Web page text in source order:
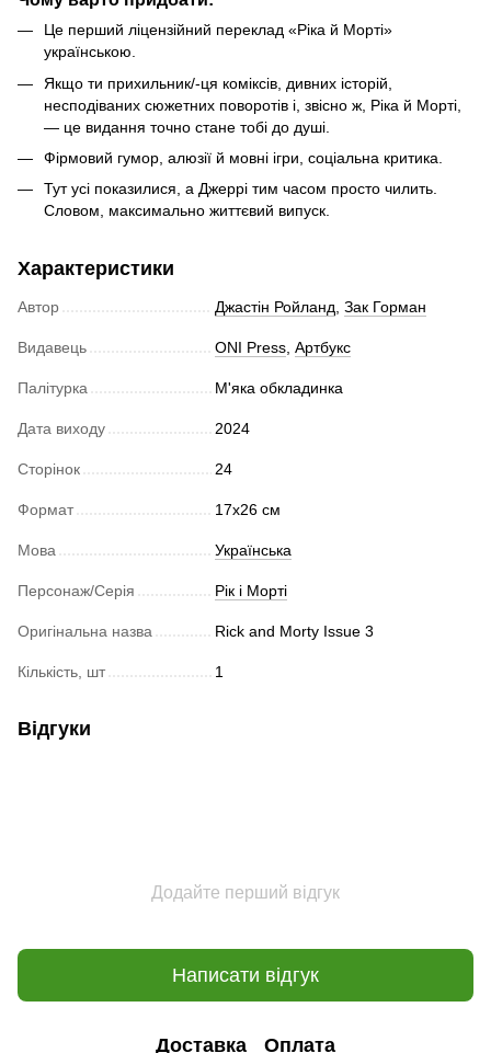
Це перший ліцензійний переклад «Ріка й Морті»
українською.
Якщо ти прихильник/-ця коміксів, дивних історій,
несподіваних сюжетних поворотів і, звісно ж, Ріка й Морті,
— це видання точно стане тобі до душі.
Фірмовий гумор, алюзії й мовні ігри, соціальна критика.
Тут усі показилися, а Джеррі тим часом просто чилить.
Словом, максимально життєвий випуск.
Характеристики
Автор Джастін Ройланд, Зак Горман
Видавець ONI Press, Артбукс
Палітурка М'яка обкладинка
Дата виходу 2024
Сторінок 24
Формат 17х26 см
Мова Українська
Персонаж/Серія Рік і Морті
Оригінальна назва Rick and Morty Issue 3
Кількість, шт 1
Відгуки
Додайте перший відгук
Написати відгук
Доставка Оплата